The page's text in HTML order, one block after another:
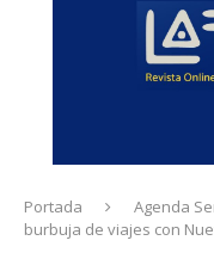
Portada Agenda
burbuja de viajes con